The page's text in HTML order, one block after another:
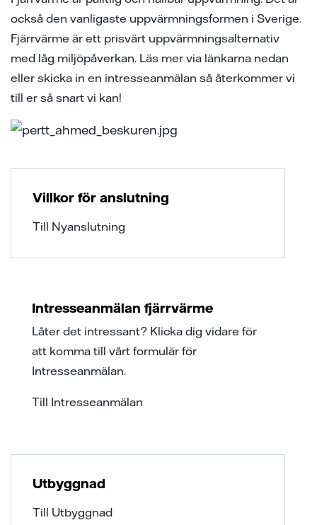
svar
fastighetsägare
vid skada
projekt
på lika villkor
av våra elledningar
- med ert företag i fokus
svar
också den vanligaste uppvärmningsformen i Sverige.
Fjärrvärme är ett prisvärt uppvärmningsalternativ
med låg miljöpåverkan. Läs mer via länkarna nedan
eller skicka in en intresseanmälan så återkommer vi
till er så snart vi kan!
Villkor för anslutning
Till Nyanslutning
Intresseanmälan fjärrvärme
Låter det intressant? Klicka dig vidare för
att komma till vårt formulär för
Intresseanmälan.
Till Intresseanmälan
Utbyggnad
Till Utbyggnad